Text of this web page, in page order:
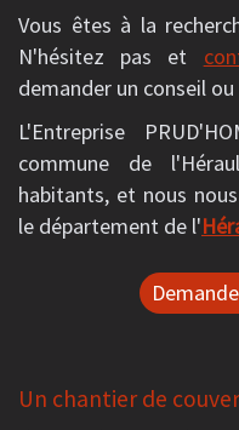
Vous êtes à la
N'hésitez pas et
demander un conseil ou
L'Entreprise
commune de
habitants, et nous
le département de l'
Un chantier de